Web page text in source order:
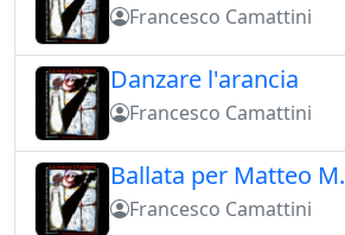
Francesco Camattini
Danzare l'arancia
Francesco Camattini
Ballata per Matteo M.
Francesco Camattini